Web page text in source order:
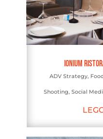
Ionium
ADV Strategy,
Shooting,Social